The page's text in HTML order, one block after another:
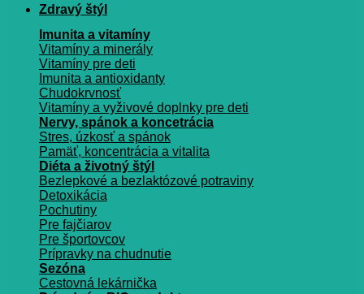
Zdravý štýl
Imunita a vitamíny
Vitamíny a minerály
Vitamíny pre deti
Imunita a antioxidanty
Chudokrvnosť
Vitamíny a vyživové doplnky pre deti
Nervy, spánok a koncetrácia
Stres, úzkosť a spánok
Pamäť, koncentrácia a vitalita
Diéta a životný štýl
Bezlepkové a bezlaktózové potraviny
Detoxikácia
Pochutiny
Pre fajčiarov
Pre športovcov
Prípravky na chudnutie
Sezóna
Cestovná lekárnička